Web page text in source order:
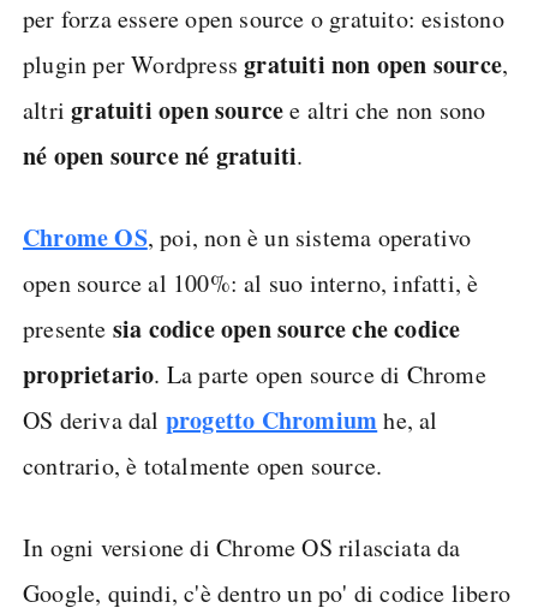
per forza essere open source o gratuito: esistono
plugin per Wordpressgratuiti non open source,
altrigratuiti open sourcee altri che non sono
né open source né gratuiti.
Chrome OS, poi, non è un sistema operativo
open source al 100%: al suo interno, infatti, è
presente sia codice open source che codice
proprietario. La parte open source di Chrome
OS deriva dal progetto Chromiumhe, al
contrario, è totalmente open source.
In ogni versione di Chrome OS rilasciata da
Google, quindi, c'è dentro un po' di codice libero